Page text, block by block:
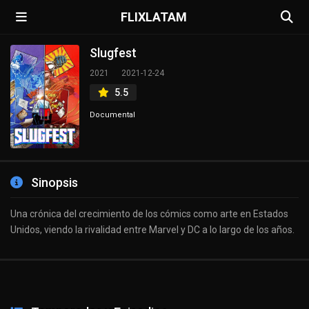
FLIXLATAM
Slugfest
2021 2021-12-24
5.5
Documental
Sinopsis
Una crónica del crecimiento de los cómics como arte en Estados
Unidos, viendo la rivalidad entre Marvel y DC a lo largo de los años.